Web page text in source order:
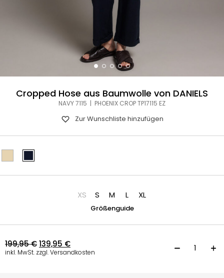
Cropped Hose aus Baumwolle von DANIELS
NAVY 7115 | PHOENIX CROP TP17115 EZ
Zur Wunschliste hinzufügen
XS S M L XL
Größenguide
199,95€139,95 €
inkl. MwSt. zzgl. Versandkosten